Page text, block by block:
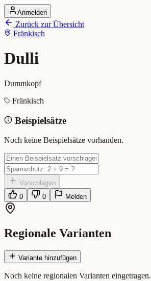
Startseite
Alle Dialekte
Dialekte vergleichen
Dialekt-Karte
Ranking
Dulli (Fränkisch)
Bedeutung: Dummkopf
Eingereicht von: Mundwerk Team
Anmelden
Zurück zur Übersicht
Fränkisch
Dulli
Dummkopf
Fränkisch
Beispielsätze
Noch keine Beispielsätze vorhanden.
Vorschlagen
0
0 Melden
Regionale Varianten
Variante hinzufügen
Noch keine regionalen Varianten eingetragen.